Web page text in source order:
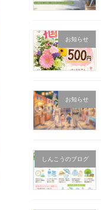
お知らせ
お知らせ
しんこうのブログ